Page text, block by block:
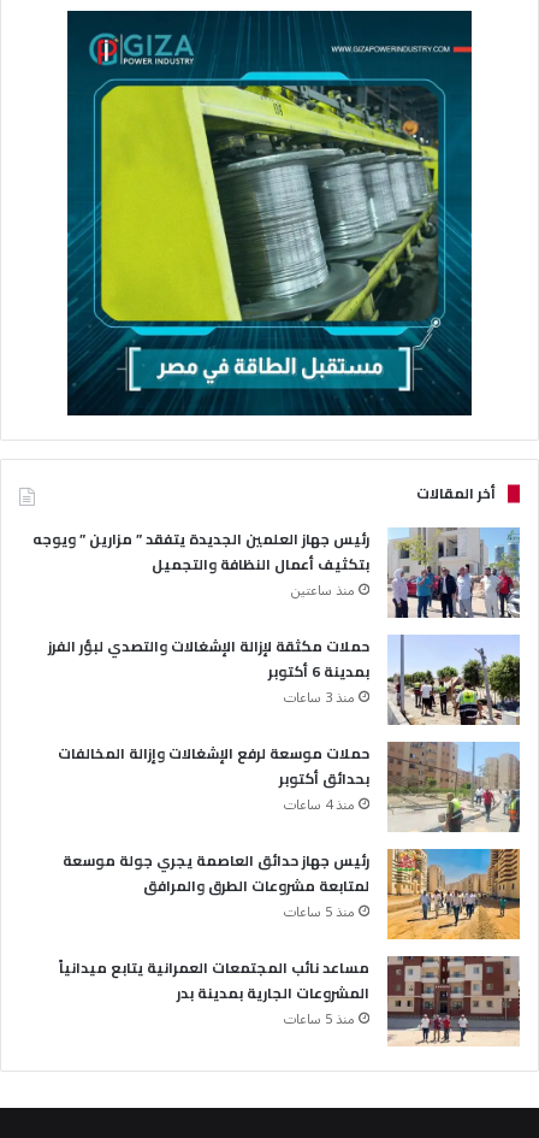
أخر المقالات
رئيس جهاز العلمين الجديدة يتفقد ” مزارين ” ويوجه
بتكثيف أعمال النظافة والتجميل
منذ ساعتين
حملات مكثقة لإزالة الإشغالات والتصدي لبؤر الفرز
بمدينة 6 أكتوبر
منذ 3 ساعات
حملات موسعة لرفع الإشغالات وإزالة المخالفات
بحدائق أكتوبر
منذ 4 ساعات
رئيس جهاز حدائق العاصمة يجري جولة موسعة
لمتابعة مشروعات الطرق والمرافق
منذ 5 ساعات
مساعد نائب المجتمعات العمرانية يتابع ميدانياً
المشروعات الجارية بمدينة بدر
منذ 5 ساعات